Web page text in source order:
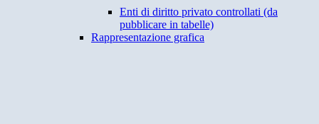
Enti di diritto privato controllati (da
pubblicare in tabelle)
Rappresentazione grafica